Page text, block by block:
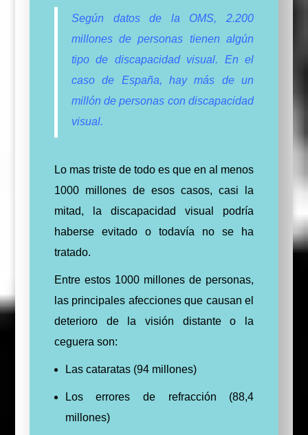
Según datos de la OMS, 2.200
millones de personas tienen algún
tipo de discapacidad visual. En el
caso de España, hay más de un
millón de personas con discapacidad
visual.
Lo mas triste de todo es que en al menos
1000 millones de esos casos, casi la
mitad, la discapacidad visual podría
haberse evitado o todavía no se ha
tratado.
Entre estos 1000 millones de personas,
las principales afecciones que causan el
deterioro de la visión distante o la
ceguera son:
Las cataratas (94 millones)
Los errores de refracción (88,4
millones)